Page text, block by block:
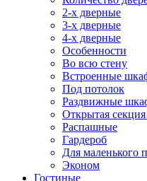
2-х дверные
3-х дверные
4-х дверные
Особенности
Во всю стену
Встроенные
Под потолок
Раздвижные
Открытая
Распашные
Гардероб
Для маленького
Эконом
Гостиные